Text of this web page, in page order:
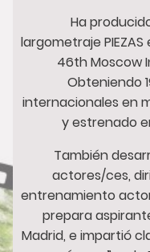
Ha producido,
largometraje
46th Moscow
Obteniendo
internacionales en
y estrenado
También
actores/ces,
entrenamiento
prepara
Madrid, e impartió